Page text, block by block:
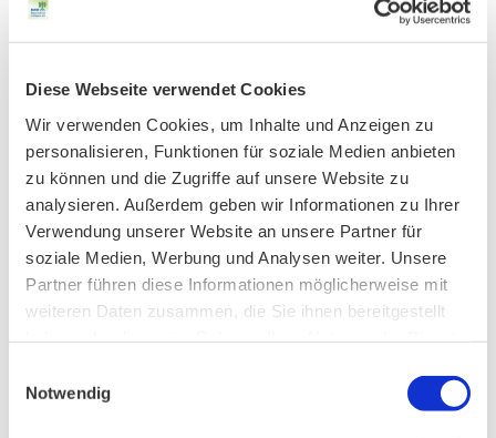
Diese Webseite verwendet Cookies
Wir verwenden Cookies, um Inhalte und Anzeigen zu
personalisieren, Funktionen für soziale Medien anbieten
zu können und die Zugriffe auf unsere Website zu
analysieren. Außerdem geben wir Informationen zu Ihrer
Verwendung unserer Website an unsere Partner für
soziale Medien, Werbung und Analysen weiter. Unsere
Partner führen diese Informationen möglicherweise mit
weiteren Daten zusammen, die Sie ihnen bereitgestellt
Notwendig
Ankündigung Jahres-Mitgliederversammlung
2026
BN MÜNCHEN AUF SOCIAL MEDIA